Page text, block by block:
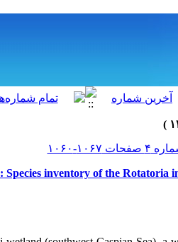
Species inventory of the Rotatoria